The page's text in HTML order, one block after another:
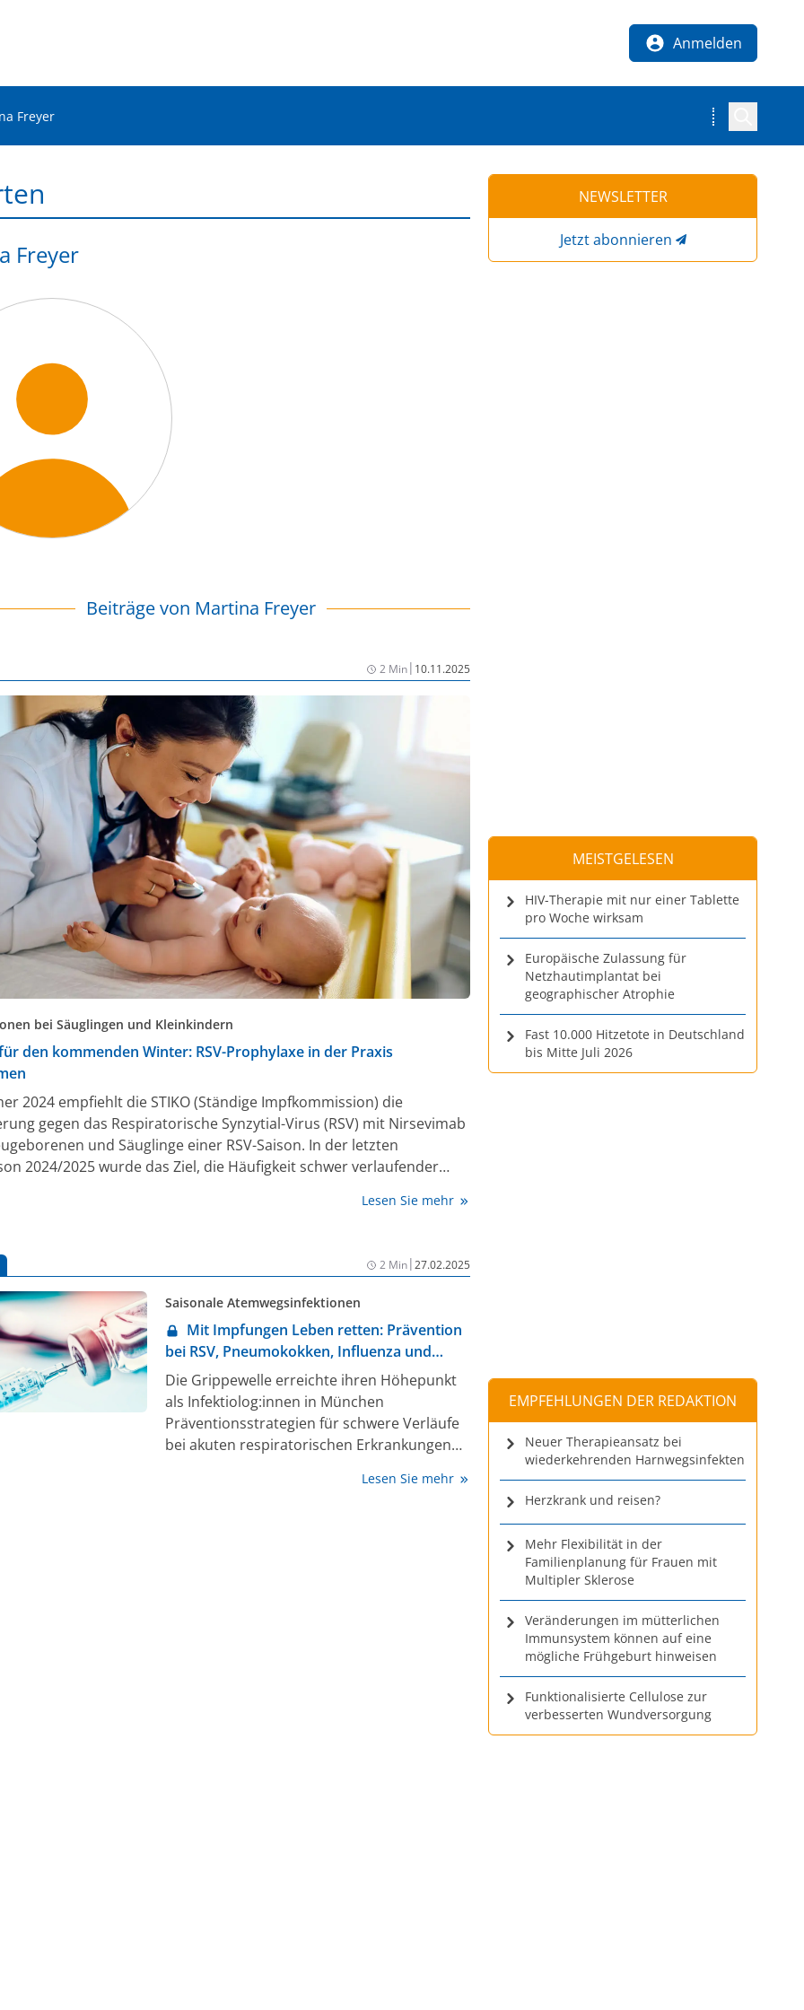
Anmelden
Freyer
Freyer
Beiträge von Martina Freyer
2 Min| 10.11.2025
bei Säuglingen und Kleinkindern
den kommenden Winter: RSV-Prophylaxe in der Praxis
2024 empfiehlt die STIKO (Ständige Impfkommission) die
gegen das Respiratorische Synzytial-Virus (RSV) mit Nirsevimab
und Säuglinge einer RSV-Saison. In der letzten
2024/2025 wurde das Ziel, die Häufigkeit schwer verlaufender
den unter Einjährigen im Vergleich zum Vorjahreszeitraum zeigt,
Lesen Sie mehr
2 Min|27.02.2025
Saisonale Atemwegsinfektionen
Mit Impfungen Leben retten: Prävention
bei RSV, Pneumokokken, Influenza und
SARS-CoV-2
Die Grippewelle erreichte ihren Höhepunkt
als Infektiolog:innen in München
Präventionsstrategien für schwere Verläufe
bei akuten respiratorischen Erkrankungen
besser werden, brauchen wir weniger
Lesen Sie mehr
NEWSLETTER
Jetzt abonnieren
MEISTGELESEN
HIV-Therapie mit nur einer Tablette
pro Woche wirksam
Europäische Zulassung für
Netzhautimplantat bei
geographischer Atrophie
Fast 10.000 Hitzetote in Deutschland
bis Mitte Juli 2026
EMPFEHLUNGEN DER REDAKTION
Neuer Therapieansatz bei
wiederkehrenden Harnwegsinfekten
Herzkrank und reisen?
Mehr Flexibilität in der
Familienplanung für Frauen mit
Multipler Sklerose
Veränderungen im mütterlichen
Immunsystem können auf eine
mögliche Frühgeburt hinweisen
Funktionalisierte Cellulose zur
verbesserten Wundversorgung